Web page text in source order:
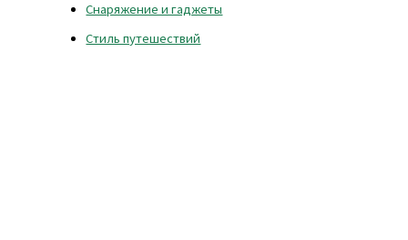
Снаряжение и гаджеты
Стиль путешествий